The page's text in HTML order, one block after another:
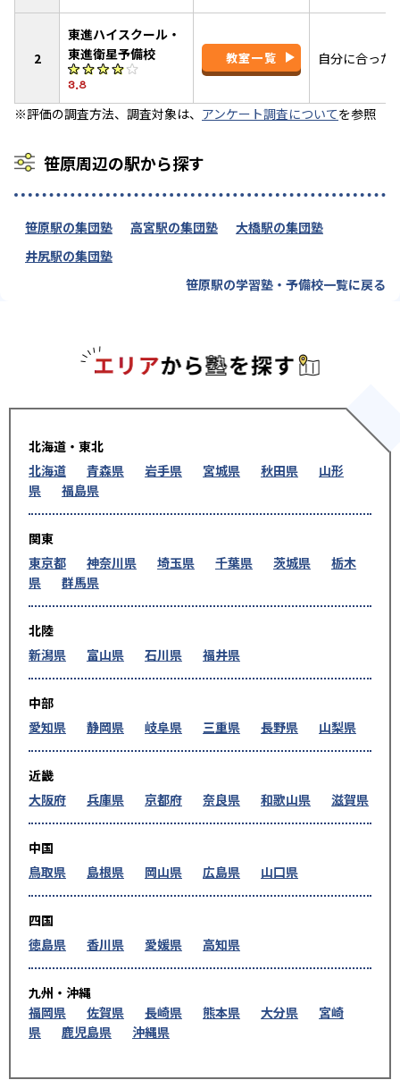
2
東進ハイスクール・
東進衛星予備校
3.8
教室一覧 自分に合った
※評価の調査方法、調査対象は、 アンケート調査についてを参照
笹原周辺の駅から探す
笹原駅の集団塾 高宮駅の集団塾
大橋駅の集団塾
井尻駅の集団塾
笹原駅の学習塾・予備校一覧に戻る
北海道・東北
北海道
青森県 岩手県 宮城県 秋田県
山形
県
福島県
関東
東京都
神奈川県 埼玉県 千葉県 茨城県
栃木
県
群馬県
北陸
新潟県
富山県 石川県 福井県
中部
愛知県
静岡県 岐阜県 三重県 長野県 山梨県
近畿
大阪府
兵庫県 京都府 奈良県 和歌山県 滋賀県
中国
鳥取県
島根県 岡山県 広島県 山口県
四国
徳島県
香川県 愛媛県 高知県
九州・沖縄
福岡県
佐賀県 長崎県 熊本県 大分県
宮崎
県
鹿児島県 沖縄県